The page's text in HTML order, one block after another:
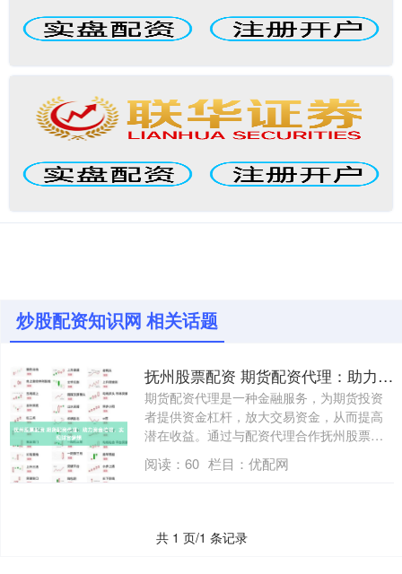
炒股配资知识网 相关话题
抚州股票配资 期货配资代理：助力资金倍增，实现财富梦想
期货配资代理是一种金融服务，为期货投资
者提供资金杠杆，放大交易资金，从而提高
潜在收益。通过与配资代理合作抚州股票配
资，投....
阅读： 60 栏目： 优配网
共 1 页/1 条记录